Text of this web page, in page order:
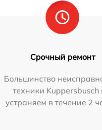
Срочный ремонт
Большинство
техники
устраняем в течение 2